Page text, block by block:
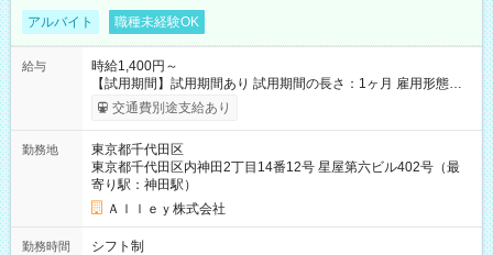
アルバイト 職種未経験OK
給与
時給1,400円～
【試用期間】試用期間あり 試用期間の長さ：1ヶ月 雇用形態、
給与は本採用時と同じです。
交通費別途支給あり
勤務地
東京都千代田区
東京都千代田区内神田2丁目14番12号 星屋第六ビル402号（最
寄り駅：神田駅）
Ａｌｌｅｙ株式会社
勤務時間
シフト制